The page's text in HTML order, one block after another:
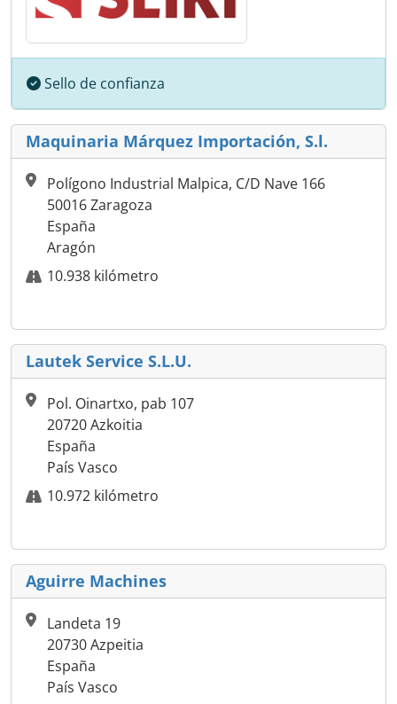
Sello de confianza
Maquinaria Márquez Importación, S.l.
Polígono Industrial Malpica, C/D Nave 166
50016 Zaragoza
España
Aragón
10.938 kilómetro
Lautek Service S.L.U.
Pol. Oinartxo, pab 107
20720 Azkoitia
España
País Vasco
10.972 kilómetro
Aguirre Machines
Landeta 19
20730 Azpeitia
España
País Vasco